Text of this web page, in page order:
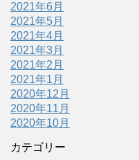
2021年6月
2021年5月
2021年4月
2021年3月
2021年2月
2021年1月
2020年12月
2020年11月
2020年10月
カテゴリー